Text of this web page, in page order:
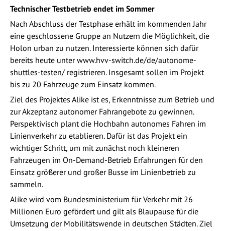
Technischer Testbetrieb endet im Sommer
Nach Abschluss der Testphase erhält im kommenden Jahr
eine geschlossene Gruppe an Nutzern die Möglichkeit, die
Holon urban zu nutzen. Interessierte können sich dafür
bereits heute unter www.hvv-switch.de/de/autonome-
shuttles-testen/ registrieren. Insgesamt sollen im Projekt
bis zu 20 Fahrzeuge zum Einsatz kommen.
Ziel des Projektes Alike ist es, Erkenntnisse zum Betrieb und
zur Akzeptanz autonomer Fahrangebote zu gewinnen.
Perspektivisch plant die Hochbahn autonomes Fahren im
Linienverkehr zu etablieren. Dafür ist das Projekt ein
wichtiger Schritt, um mit zunächst noch kleineren
Fahrzeugen im On-Demand-Betrieb Erfahrungen für den
Einsatz größerer und großer Busse im Linienbetrieb zu
sammeln.
Alike wird vom Bundesministerium für Verkehr mit 26
Millionen Euro gefördert und gilt als Blaupause für die
Umsetzung der Mobilitätswende in deutschen Städten. Ziel